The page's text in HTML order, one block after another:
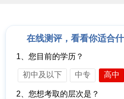
在线测评，看看你适合
1、您目前的学历？
初中及以下 中专 高中
2、您想考取的层次是？